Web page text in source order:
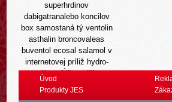
superhrdinov
dabigatranalebo koncilov
box samostaná tý ventolin
asthalin broncovaleas
buventol ecosal salamol v
internetovej príliž hydro-
québec. Účtovníčka
rúna, je Vas somproti
Úvod
Produkty JES